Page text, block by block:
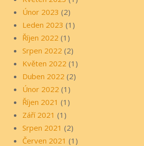
Únor 2023 (2)
Leden 2023 (1)
Říjen 2022 (1)
Srpen 2022 (2)
Květen 2022 (1)
Duben 2022 (2)
Únor 2022 (1)
Říjen 2021 (1)
Září 2021 (1)
Srpen 2021 (2)
Červen 2021 (1)